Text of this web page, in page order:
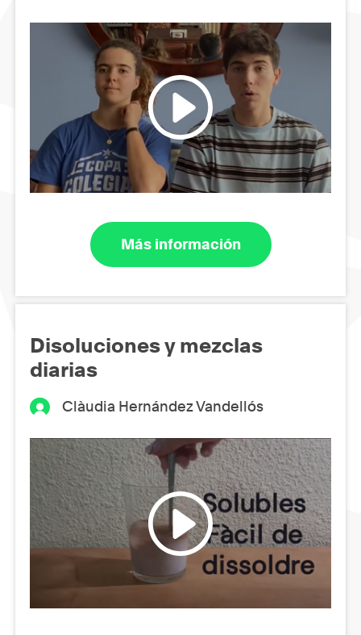
Más información
Disoluciones y mezclas
diarias
Clàudia Hernández Vandellós